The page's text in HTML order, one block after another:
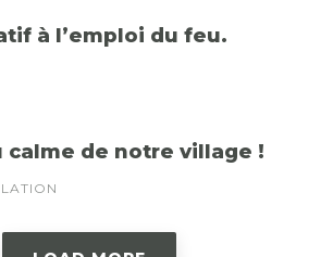
à l’emploi du feu.
calme de notre village !